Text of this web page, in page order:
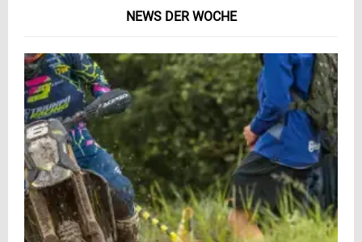
NEWS DER WOCHE